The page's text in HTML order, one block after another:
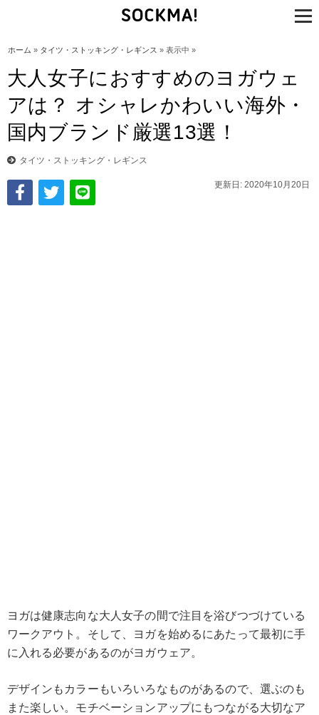
ホーム » タイツ・ストッキング・レギンス » 表示中 »
大人女子におすすめのヨガウェ
アは？ オシャレかわいい海外・
国内ブランド厳選13選！
タイツ・ストッキング・レギンス
更新日: 2020年10月20日
ヨガは健康志向な大人女子の間で注目を浴びつづけている
ワークアウト。そして、ヨガを始めるにあたって最初に手
に入れる必要があるのがヨガウェア。
デザインもカラーもいろいろなものがあるので、選ぶのも
また楽しい。モチベーションアップにもつながる大切なア